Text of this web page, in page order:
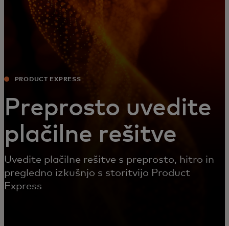
PRODUCT EXPRESS
Preprosto uvedite
plačilne rešitve
Uvedite plačilne rešitve s preprosto, hitro in
pregledno izkušnjo s storitvijo Product
Express